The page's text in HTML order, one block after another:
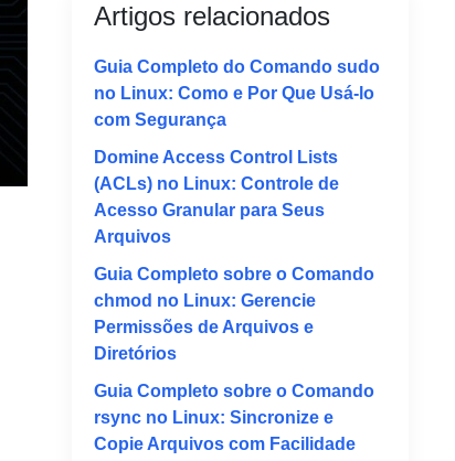
Artigos relacionados
Guia Completo do Comando sudo
no Linux: Como e Por Que Usá-lo
com Segurança
Domine Access Control Lists
(ACLs) no Linux: Controle de
Acesso Granular para Seus
Arquivos
Guia Completo sobre o Comando
chmod no Linux: Gerencie
Permissões de Arquivos e
Diretórios
Guia Completo sobre o Comando
rsync no Linux: Sincronize e
Copie Arquivos com Facilidade